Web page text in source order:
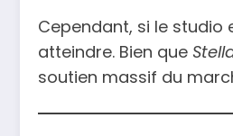
Cependant, si le studio
atteindre. Bien que
soutien massif du